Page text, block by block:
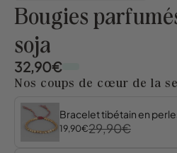
Bougies
soja
32,90€
Nos coups de cœur de la
Bracelet tibétain en
19,90€29,90€